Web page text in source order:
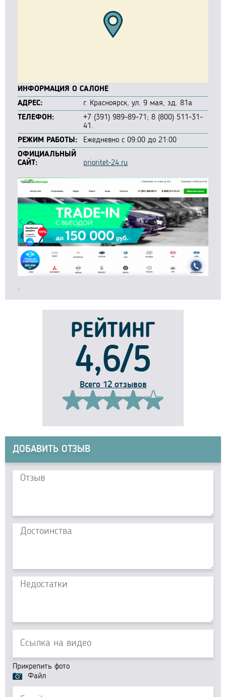
ИНФОРМАЦИЯ О САЛОНЕ
АДРЕС:
г. Красноярск, ул. 9 мая, зд. 81а
ТЕЛЕФОН:
+7 (391) 989-89-71; 8 (800) 511-31-
41.
РЕЖИМ РАБОТЫ:
Ежедневно с 09:00 до 21:00
ОФИЦИАЛЬНЫЙ
САЙТ:
prioritet-24.ru
.
РЕЙТИНГ
4,6/5
Всего 12 отзывов
ДОБАВИТЬ ОТЗЫВ
Прикрепить фото
Файл